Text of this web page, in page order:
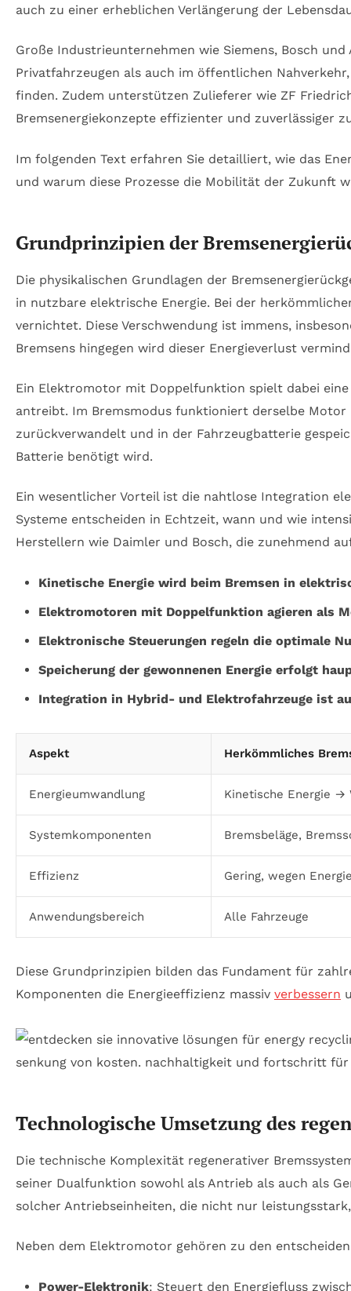
auch zu einer erheblichen Verlängerung der
Große Industrieunternehmen wie Siemens, Bosch
Privatfahrzeugen als auch im öffentlichen
finden. Zudem unterstützen Zulieferer wie ZF
Bremsenergiekonzepte effizienter und zuverlässiger
Im folgenden Text erfahren Sie detailliert, wie das
und warum diese Prozesse die Mobilität der Zukunft
Grundprinzipien der
Die physikalischen Grundlagen der
in nutzbare elektrische Energie. Bei der
vernichtet. Diese Verschwendung ist immens,
Bremsens hingegen wird dieser Energieverlust
Ein Elektromotor mit Doppelfunktion spielt dabei
antreibt. Im Bremsmodus funktioniert derselbe Motor
zurückverwandelt und in der Fahrzeugbatterie
Batterie benötigt wird.
Ein wesentlicher Vorteil ist die nahtlose Integration
Systeme entscheiden in Echtzeit, wann und wie
Herstellern wie Daimler und Bosch, die zunehmend
Kinetische Energie wird beim Bremsen in
Elektromotoren mit Doppelfunktion agieren als
Elektronische Steuerungen regeln die optimale
Speicherung der gewonnenen Energie erfolgt
Integration in Hybrid- und Elektrofahrzeuge ist
Aspekt Herkömmliches
Energieumwandlung Kinetische Energie →
Systemkomponenten Bremsbeläge,
Effizienz Gering, wegen
Anwendungsbereich Alle Fahrzeuge
Diese Grundprinzipien bilden das Fundament für
Komponenten die Energieeffizienz massiv verbessern
Technologische Umsetzung des
Die technische Komplexität regenerativer
seiner Dualfunktion sowohl als Antrieb als auch als
solcher Antriebseinheiten, die nicht nur
Neben dem Elektromotor gehören zu den
Power-Elektronik: Steuert den Energiefluss